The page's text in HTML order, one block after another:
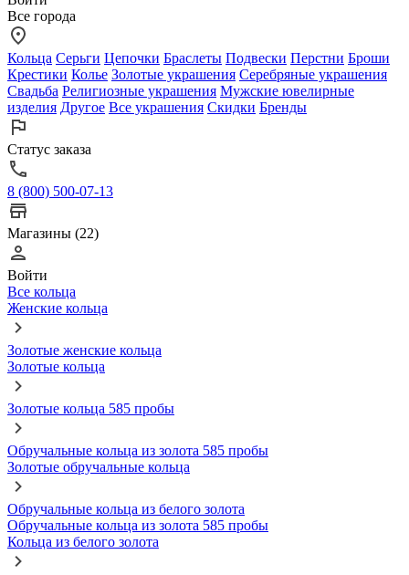
Все города
Кольца Серьги Цепочки Браслеты Подвески Перстни Броши
Крестики Колье Золотые украшения Серебряные украшения
Свадьба Религиозные украшения Мужские ювелирные
изделия Другое Все украшения Скидки Бренды
Статус заказа
8 (800) 500-07-13
Магазины (22)
Войти
Все кольца
Женские кольца
Золотые женские кольца
Золотые кольца
Золотые кольца 585 пробы
Обручальные кольца из золота 585 пробы
Золотые обручальные кольца
Обручальные кольца из белого золота
Обручальные кольца из золота 585 пробы
Кольца из белого золота